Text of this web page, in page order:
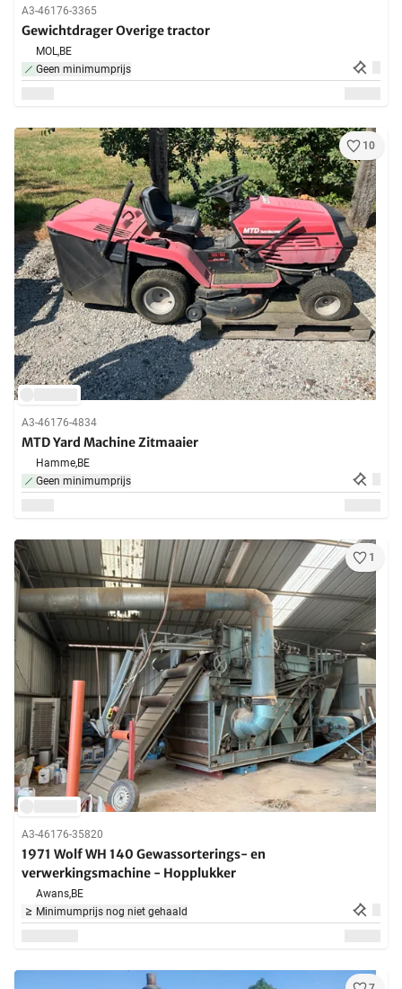
A3-46176-3365
Gewichtdrager Overige tractor
MOL,BE
Geen minimumprijs
10
A3-46176-4834
MTD Yard Machine Zitmaaier
Hamme,BE
Geen minimumprijs
1
A3-46176-35820
1971 Wolf WH 140 Gewassorterings- en
verwerkingsmachine - Hopplukker
Awans,BE
Minimumprijs nog niet gehaald